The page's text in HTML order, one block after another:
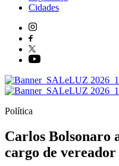
Cidades
Política
Carlos Bolsonaro
cargo de